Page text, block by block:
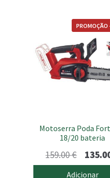
Motoserra Poda
18/20 bateria
PROMOÇÃO
159.00€
preço
Adicionar